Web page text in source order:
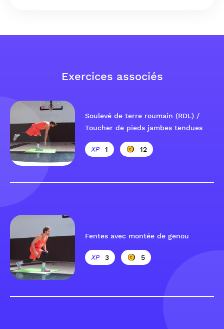
Exercices associés
Soulevé de terre roumain (RDL) /
Toucher de pieds jambes tendues
1 12
Fentes avec montée de genou
3 5